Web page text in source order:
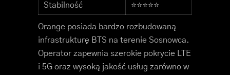
Stabilność ⭐⭐⭐⭐⭐
Orange posiada bardzo rozbudowaną
infrastrukturę BTS na terenie Sosnowca.
Operator zapewnia szerokie pokrycie LTE
i 5G oraz wysoką jakość usług zarówno w